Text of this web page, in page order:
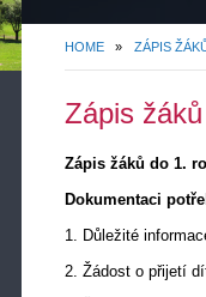
HOME » ZÁPIS
Zápis
Zápis žáků do 1.
Dokumentaci
1. Důležité
2. Žádost o přijetí